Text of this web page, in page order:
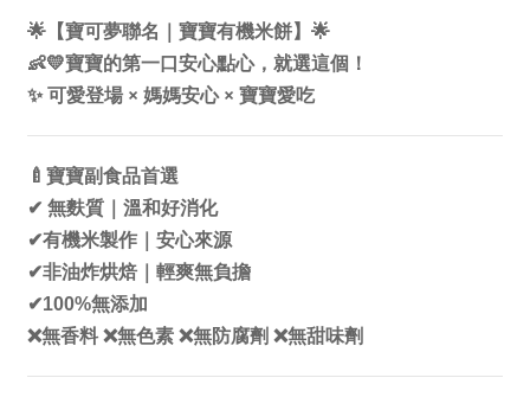
🌟 【寶可夢聯名｜寶寶有機米餅】 🌟
👶💛寶寶的第一口安心點心，就選這個！
✨ 可愛登場 × 媽媽安心× 寶寶愛吃
🍼 寶寶副食品首選
✔ 無麩質｜ 溫和好消化
✔有機米製作｜安心來源
✔非油炸烘焙｜輕爽無負擔
✔100%無添加
❌無香料 ❌無色素 ❌無防腐劑 ❌無甜味劑